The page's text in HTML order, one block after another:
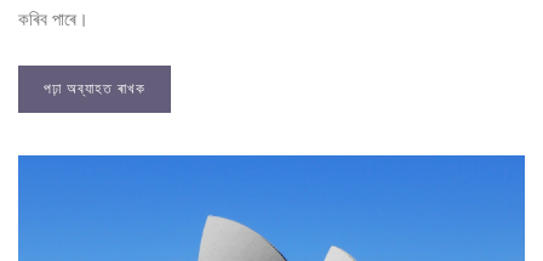
কৰিব পাৰে।
পঢ়া অব্যাহত ৰাখক